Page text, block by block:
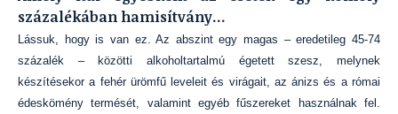
százalékában hamisítvány…
Lássuk, hogy is van ez. Az abszint egy magas – eredetileg 45-74
százalék – közötti alkoholtartalmú égetett szesz, melynek
készítésekor a fehér ürömfű leveleit és virágait, az ánizs és a római
édeskömény termését, valamint egyéb fűszereket használnak fel.